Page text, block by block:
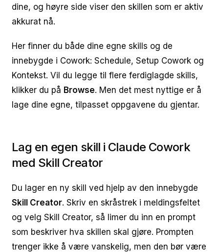
dine, og høyre side viser den skillen som er aktiv
akkurat nå.
Her finner du både dine egne skills og de
innebygde i Cowork: Schedule, Setup Cowork og
Kontekst. Vil du legge til flere ferdiglagde skills,
klikker du på Browse. Men det mest nyttige er å
lage dine egne, tilpasset oppgavene du gjentar.
Lag en egen skill i Claude Cowork
med Skill Creator
Du lager en ny skill ved hjelp av den innebygde
Skill Creator. Skriv en skråstrek i meldingsfeltet
og velg Skill Creator, så limer du inn en prompt
som beskriver hva skillen skal gjøre. Prompten
trenger ikke å være vanskelig, men den bør være